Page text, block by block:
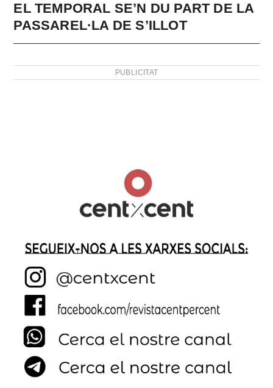
EL TEMPORAL SE’N DU PART DE LA
PASSAREL·LA DE S’ILLOT
PUBLICITAT